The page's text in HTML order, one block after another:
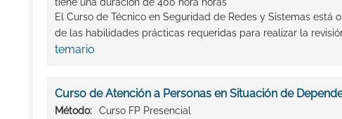
tiene una duración de 400 hora horas
El Curso de Técnico en Seguridad de Redes y Sistemas está
de las habilidades prácticas requeridas para realizar la
temario
Curso de Atención a Personas en Situación de
Método:
Curso FP Presencial